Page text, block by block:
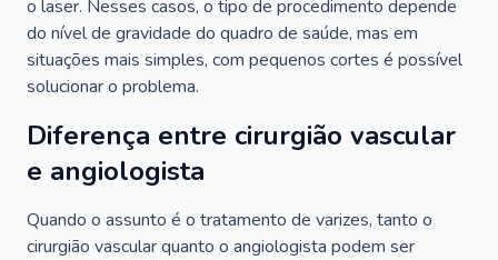
o laser. Nesses casos, o tipo de procedimento depende
do nível de gravidade do quadro de saúde, mas em
situações mais simples, com pequenos cortes é possível
solucionar o problema.
Diferença entre cirurgião vascular
e angiologista
Quando o assunto é o tratamento de varizes, tanto o
cirurgião vascular quanto o angiologista podem ser